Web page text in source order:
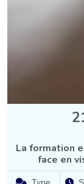
La formation
face en